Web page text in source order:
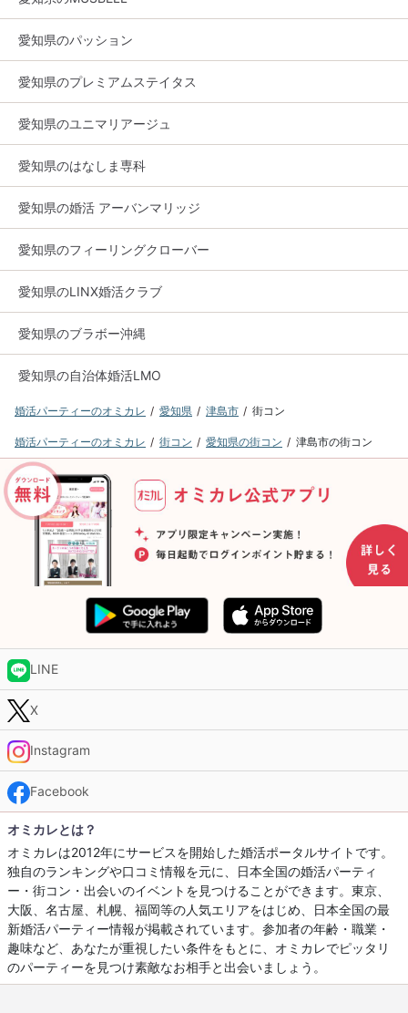
愛知県のパッション
愛知県のプレミアムステイタス
愛知県のユニマリアージュ
愛知県のはなしま専科
愛知県の婚活 アーバンマリッジ
愛知県のフィーリングクローバー
愛知県のLINX婚活クラブ
愛知県のブラボー沖縄
愛知県の自治体婚活LMO
婚活パーティーのオミカレ 愛知県 津島市 街コン
婚活パーティーのオミカレ 街コン 愛知県の街コン 津島市の街コン
LINE
X
Instagram
Facebook
オミカレとは？
オミカレは2012年にサービスを開始した婚活ポータルサイトです。
独自のランキングや口コミ情報を元に、日本全国の婚活パーティ
ー・街コン・出会いのイベントを見つけることができます。東京、
大阪、名古屋、札幌、福岡等の人気エリアをはじめ、日本全国の最
新婚活パーティー情報が掲載されています。参加者の年齢・職業・
趣味など、あなたが重視したい条件をもとに、オミカレでピッタリ
のパーティーを見つけ素敵なお相手と出会いましょう。